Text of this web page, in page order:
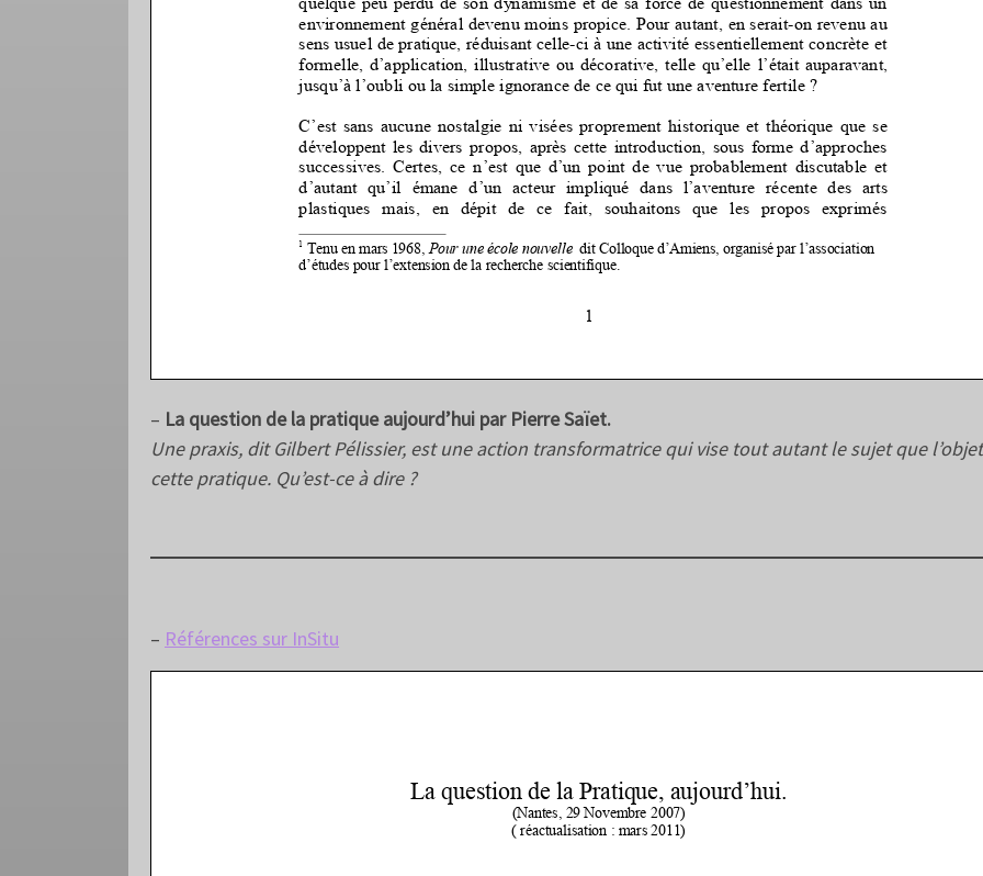
– La question de la pratique aujourd’hui par Pierre Saïet.
Une praxis, dit Gilbert Pélissier, est une action transformatrice qui vise tout autant le sujet que
cette pratique. Qu’est-ce à dire ?
– Références sur InSitu